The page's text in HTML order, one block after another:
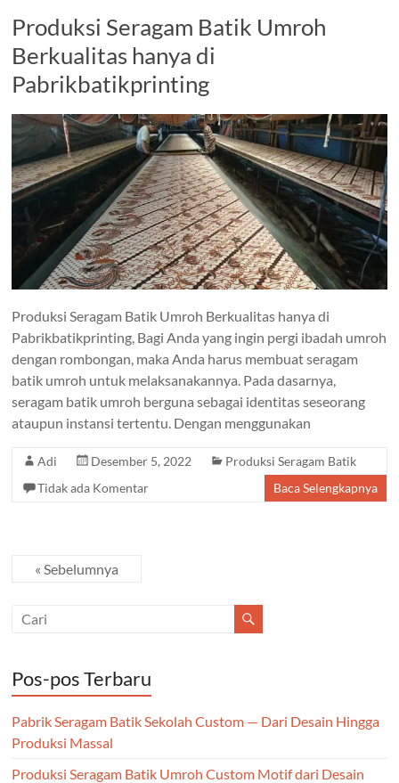
Produksi Seragam Batik Umroh
Berkualitas hanya di
Pabrikbatikprinting
Produksi Seragam Batik Umroh Berkualitas hanya di
Pabrikbatikprinting, Bagi Anda yang ingin pergi ibadah umroh
dengan rombongan, maka Anda harus membuat seragam
batik umroh untuk melaksanakannya. Pada dasarnya,
seragam batik umroh berguna sebagai identitas seseorang
ataupun instansi tertentu. Dengan menggunakan
Adi Desember 5, 2022
Produksi Seragam Batik
Tidak ada Komentar
Baca Selengkapnya
« Sebelumnya
Pos-pos Terbaru
Pabrik Seragam Batik Sekolah Custom — Dari Desain Hingga
Produksi Massal
Produksi Seragam Batik Umroh Custom Motif dari Desain